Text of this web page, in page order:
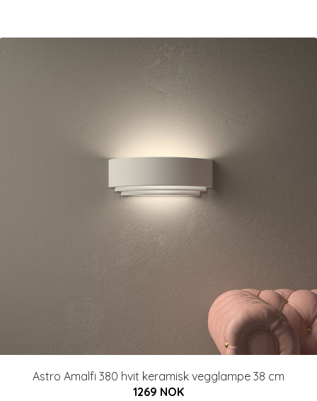
Astro Amalfi 380 hvit keramisk vegglampe 38 cm
1269 NOK